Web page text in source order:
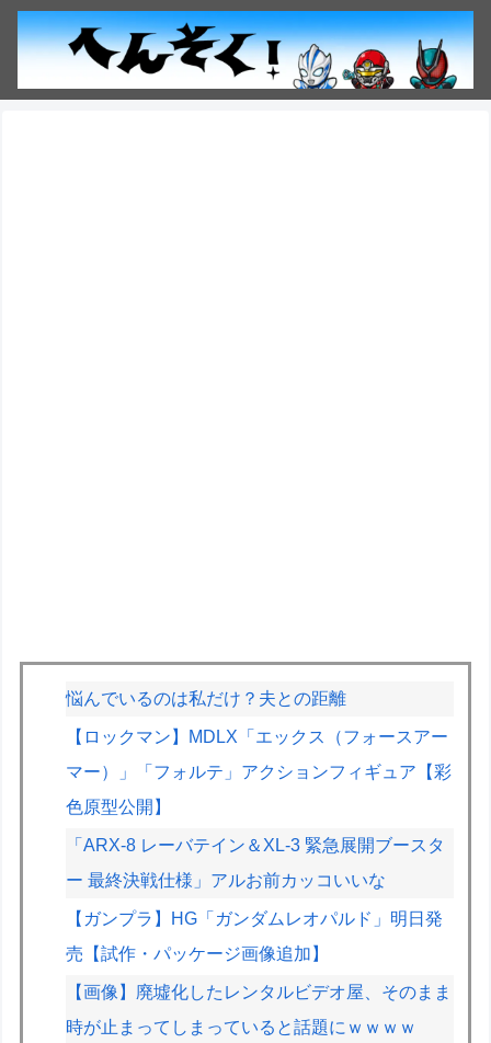
悩んでいるのは私だけ？夫との距離
【ロックマン】MDLX「エックス（フォースアー
マー）」「フォルテ」アクションフィギュア【彩
色原型公開】
「ARX-8 レーバテイン＆XL-3 緊急展開ブースタ
ー 最終決戦仕様」アルお前カッコいいな
【ガンプラ】HG「ガンダムレオパルド」明日発
売【試作・パッケージ画像追加】
【画像】廃墟化したレンタルビデオ屋、そのまま
時が止まってしまっていると話題にｗｗｗｗ